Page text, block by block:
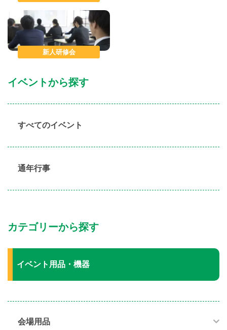
イベントから探す
すべてのイベント
通年行事
カテゴリーから探す
イベント用品・機器
会場用品
新人研修会